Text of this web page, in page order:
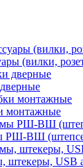
(вилки,
монтажные
РШ-ВШ
штекеры, USB